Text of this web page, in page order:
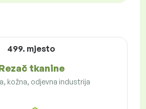
499. mjesto
tkanine
kožna, odjevna industrija